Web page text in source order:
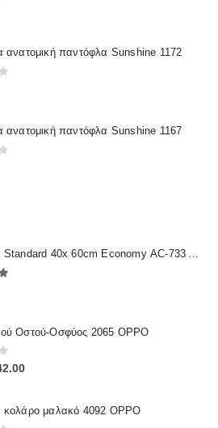
5
ανατομική παντόφλα Sunshine 1172
5
ανατομική παντόφλα Sunshine 1167
5
Μαξιλάρι Standard 40x 60cm Economy ΑC-733 ALFACARE
of 5
Οστού-Οσφύος 2065 OPPO
5 Η
είναι:
κολάρο μαλακό 4092 OPPO